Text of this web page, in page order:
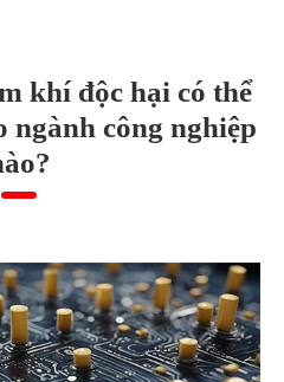
khí độc hại có thể
ngành công nghiệp